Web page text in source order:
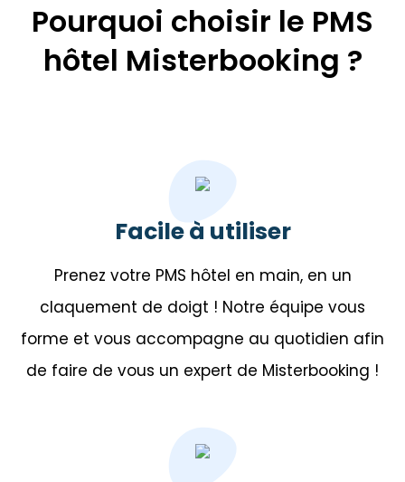
Pourquoi choisir le PMS
hôtel Misterbooking ?
Facile à utiliser
Prenez votre PMS hôtel en main, en un
claquement de doigt ! Notre équipe vous
forme et vous accompagne au quotidien afin
de faire de vous un expert de Misterbooking !